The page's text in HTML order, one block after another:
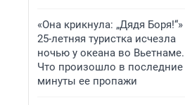
«Она крикнула: „Дядя Боря!“»
25-летняя туристка исчезла
ночью у океана во Вьетнаме.
Что произошло в последние
минуты ее пропажи